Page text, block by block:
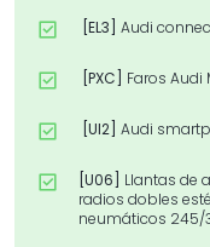
[EL3] Audi
[PXC] Faros Audi
[UI2] Audi
[U06]
Llantas de
radios dobles
neumáticos 245/